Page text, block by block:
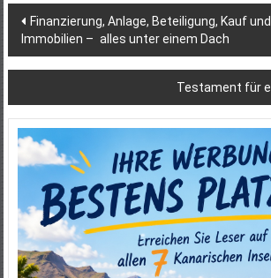
Beitragsnavigation
Finanzierung, Anlage, Beteiligung, Kauf
Immobilien – alles unter einem Dach
Testament für